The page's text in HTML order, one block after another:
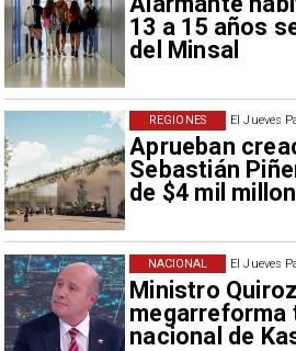
13 a 15 años
del Minsal
El Jueves
Aprueban
Sebastián
de $4 mil
REGIONES
El Jueves
Ministro
megarreforma
nacional de
NACIONAL